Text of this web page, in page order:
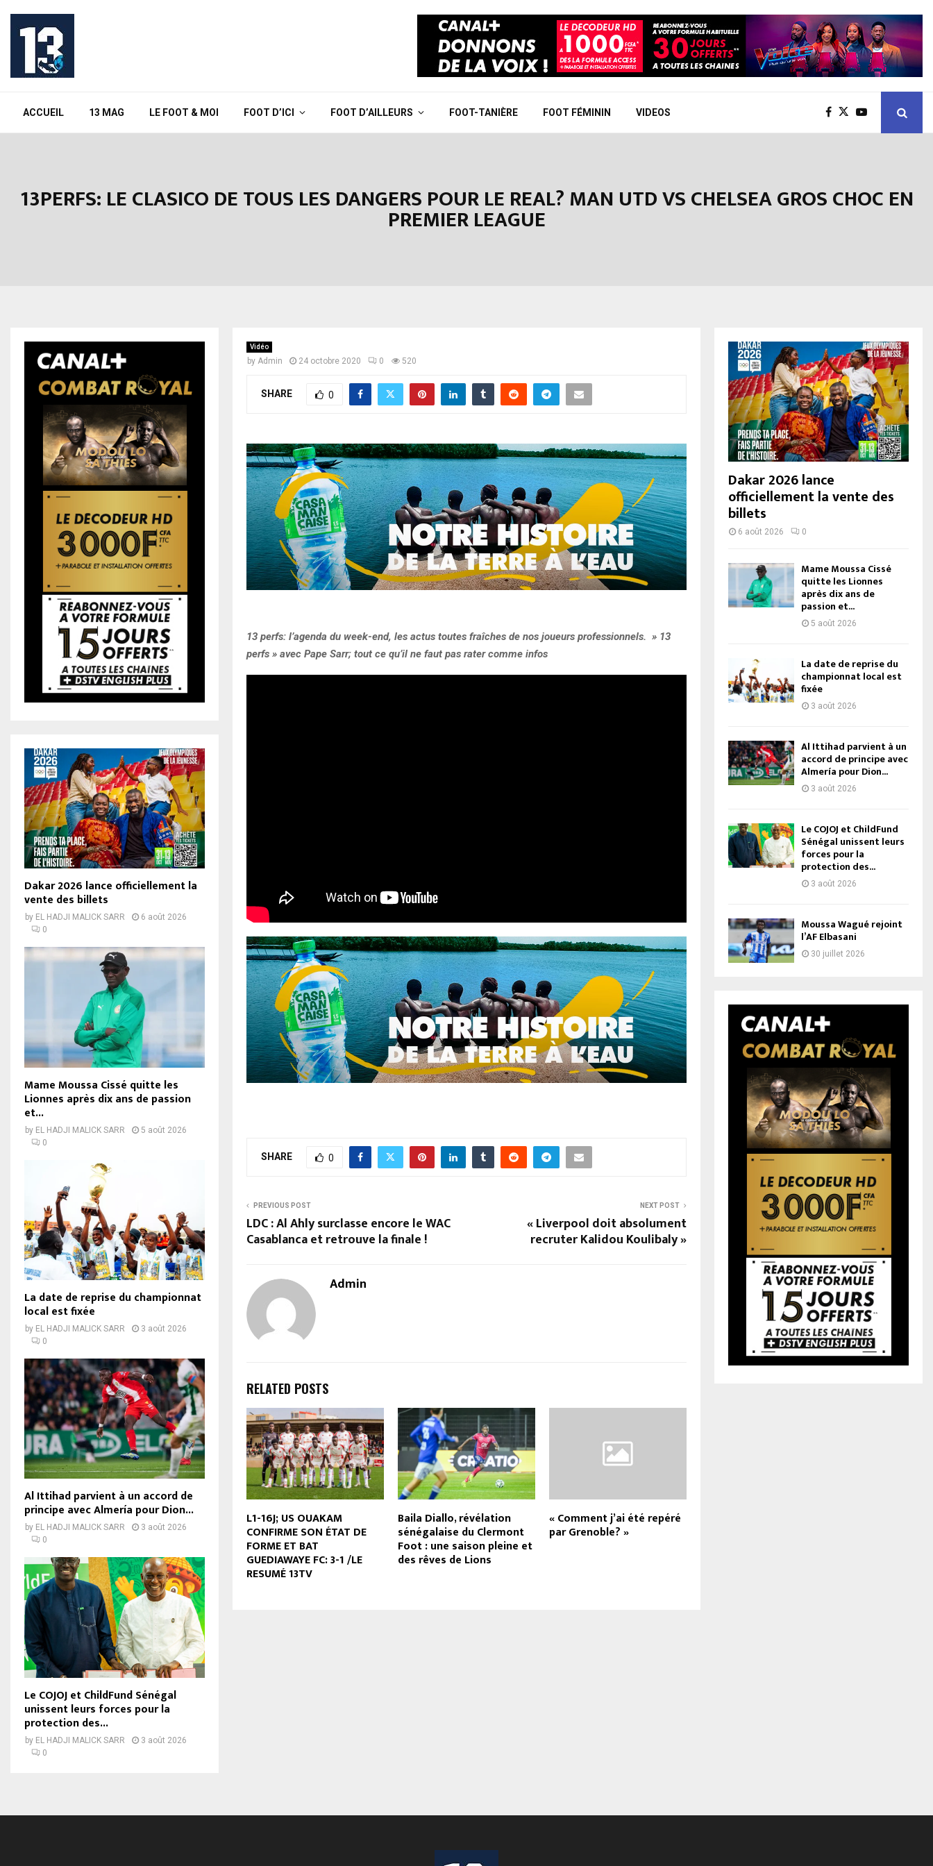
ACCUEIL 13 MAG LE FOOT & MOI FOOT D’ICI FOOT D’AILLEURS FOOT-TANIÈRE FOOT FÉMININ VIDEOS
13PERFS: LE CLASICO DE TOUS LES DANGERS POUR LE REAL? MAN UTD VS CHELSEA GROS CHOC EN
PREMIER LEAGUE
Vidéo
by Admin 24 octobre 2020 0 520
SHARE 0
13 perfs: l’agenda du week-end, les actus toutes fraîches de nos joueurs professionnels. » 13
perfs » avec Pape Sarr; tout ce qu’il ne faut pas rater comme infos
SHARE 0
PREVIOUS POST
LDC : Al Ahly surclasse encore le WAC
Casablanca et retrouve la finale !
NEXT POST
« Liverpool doit absolument
recruter Kalidou Koulibaly »
Admin
RELATED POSTS
L1-16J; US OUAKAM
CONFIRME SON ÉTAT DE
FORME ET BAT
GUEDIAWAYE FC: 3-1 /LE
RESUMÉ 13TV
Baila Diallo, révélation
sénégalaise du Clermont
Foot : une saison pleine et
des rêves de Lions
« Comment j’ai été repéré
par Grenoble? »
Dakar 2026 lance officiellement la
vente des billets
by EL HADJI MALICK SARR
6 août 2026
0
Mame Moussa Cissé quitte les
Lionnes après dix ans de passion
et...
by EL HADJI MALICK SARR
5 août 2026
0
La date de reprise du championnat
local est fixée
by EL HADJI MALICK SARR
3 août 2026
0
Al Ittihad parvient à un accord de
principe avec Almería pour Dion...
by EL HADJI MALICK SARR
3 août 2026
0
Le COJOJ et ChildFund Sénégal
unissent leurs forces pour la
protection des...
by EL HADJI MALICK SARR
3 août 2026
0
Dakar 2026 lance
officiellement la vente des
billets
6 août 2026 0
Mame Moussa Cissé
quitte les Lionnes
après dix ans de
passion et...
5 août 2026
La date de reprise du
championnat local est
fixée
3 août 2026
Al Ittihad parvient à un
accord de principe avec
Almería pour Dion...
3 août 2026
Le COJOJ et ChildFund
Sénégal unissent leurs
forces pour la
protection des...
3 août 2026
Moussa Wagué rejoint
l’AF Elbasani
30 juillet 2026